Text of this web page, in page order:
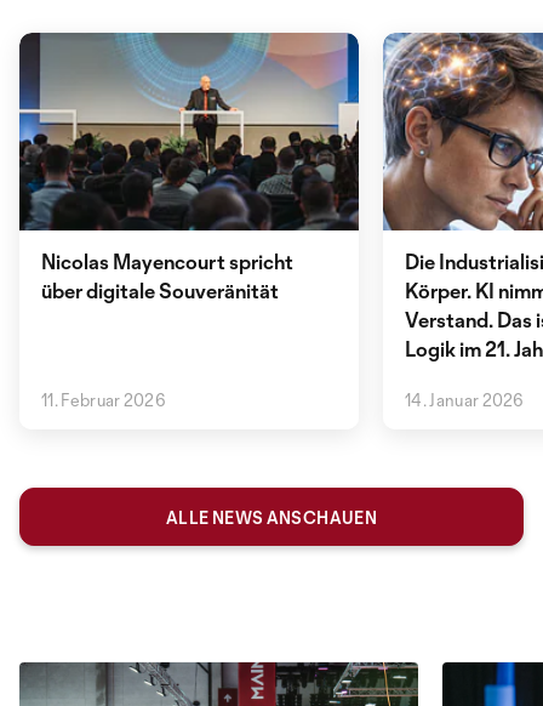
Nicolas Mayencourt spricht
über digitale Souveränität
11. Februar 2026
Die
Körper. KI
Verstand. Das
Logik im 21.
14. Januar 2026
ALLE NEWS ANSCHAUEN